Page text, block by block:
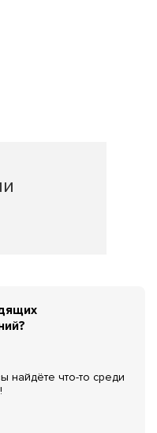
найдёте что-то среди